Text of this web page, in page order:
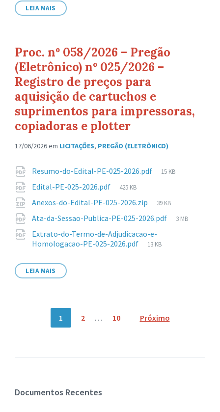
LEIA MAIS
Proc. nº 058/2026 – Pregão
(Eletrônico) nº 025/2026 –
Registro de preços para
aquisição de cartuchos e
suprimentos para impressoras,
copiadoras e plotter
17/06/2026em LICITAÇÕES, PREGÃO (ELETRÔNICO)
Anexos
Resumo-do-Edital-PE-025-2026.pdf
Tamanho
15 KB
Edital-PE-025-2026.pdf
Tamanho
arquivo:
425 KB
Anexos-do-Edital-PE-025-2026.zip
Tamanho
arquivo:
39 KB
Ata-da-Sessao-Publica-PE-025-2026.pdf
Tamanho
3 MB
Extrato-do-Termo-de-Adjudicacao-e-
Homologacao-PE-025-2026.pdf
Tamanho
13 KB
LEIA MAIS
Navegação
posts
1 2 … 10 Próximo
Documentos Recentes